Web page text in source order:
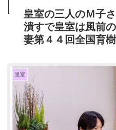
皇室の三人のＭ子
潰すで皇室は風前
妻第４４回全国育
皇室